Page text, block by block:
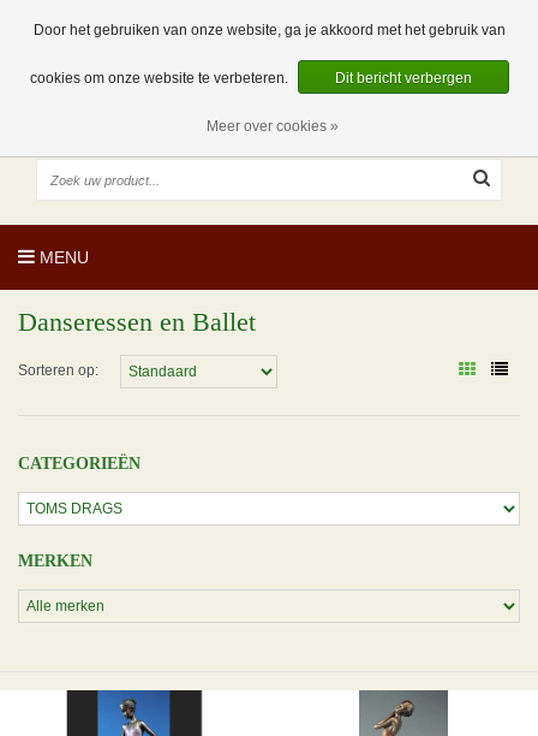
0 Artikelen
NL
EUR
MENU
Danseressen en Ballet
Sorteren op:
CATEGORIEËN
MERKEN
Door het gebruiken van onze website, ga je akkoord met het gebruik van
cookies om onze website te verbeteren. Dit bericht verbergen
Meer over cookies »